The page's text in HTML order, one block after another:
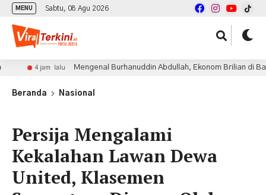
MENU Sabtu, 08 Agu 2026
4 jam lalu Mengenal Burhanuddin Abdullah, Ekonom Brilian di Balik
Beranda Nasional
Persija Mengalami
Kekalahan Lawan Dewa
United, Klasemen